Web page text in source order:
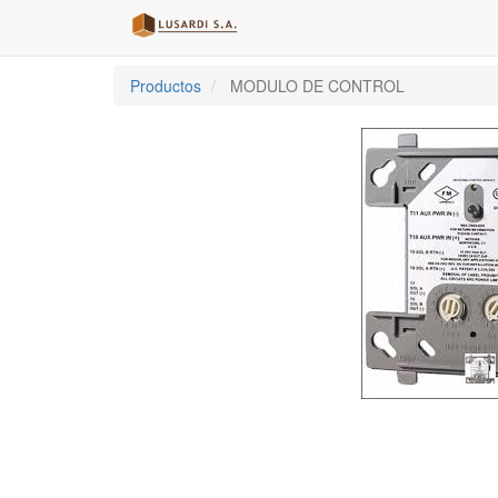
Productos MODULO DE CONTROL